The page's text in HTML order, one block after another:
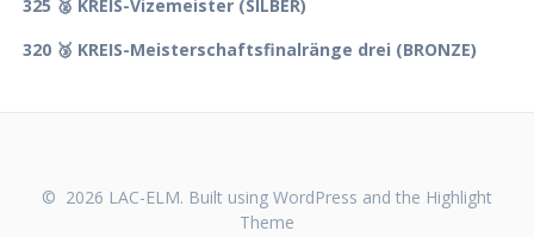
325 🥈 KREIS-Vizemeister (SILBER)
320 🥉 KREIS-Meisterschaftsfinalränge drei (BRONZE)
© 2026 LAC-ELM. Built using WordPress and the Highlight
Theme